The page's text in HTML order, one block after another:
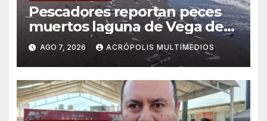
Pescadores reportan peces
muertos laguna de Vega de
Alatorre
AGO 7, 2026 ACRÓPOLIS MULTIMEDIOS